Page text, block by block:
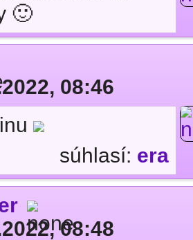
🙂
08:46
súhlasí: era
08:48